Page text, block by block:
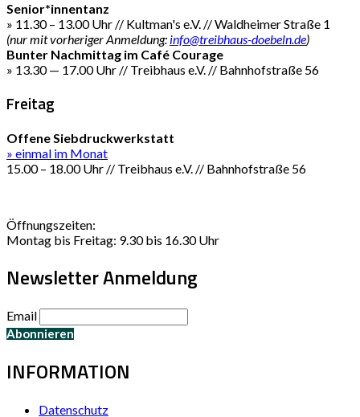
Senior*innentanz
» 11.30 – 13.00 Uhr // Kultman's e.V. // Waldheimer Straße 1
(nur mit vorheriger Anmeldung: info@treibhaus-doebeln.de)
Bunter Nachmittag im Café Courage
» 13.30 — 17.00 Uhr // Treibhaus e.V. // Bahnhofstraße 56
Freitag
Offene Siebdruckwerkstatt
» einmal im Monat
15.00 – 18.00 Uhr // Treibhaus e.V. // Bahnhofstraße 56
Öffnungszeiten:
Montag bis Freitag: 9.30 bis 16.30 Uhr
Newsletter Anmeldung
Email
INFORMATION
Datenschutz